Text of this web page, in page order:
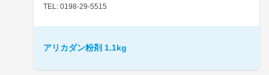
TEL: 0198-29-5515
アリカダン粉剤 1.1kg